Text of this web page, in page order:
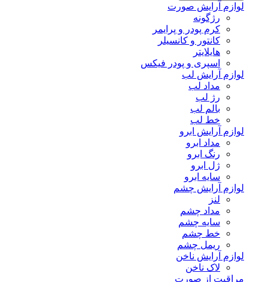
لوازم آرایش صورت
رژگونه
کرم پودر و پرایمر
کانتور و کانسیلر
هایلایتر
اسپری و پودر فیکس
لوازم آرایش لب
مداد لب
رژ لب
بالم لب
خط لب
لوازم آرایش ابرو
مداد ابرو
رنگ ابرو
ژل ابرو
سایه ابرو
لوازم آرایش چشم
لنز
مداد چشم
سایه چشم
خط چشم
ریمل چشم
لوازم آرایش ناخن
لاک ناخن
مراقبت از صورت